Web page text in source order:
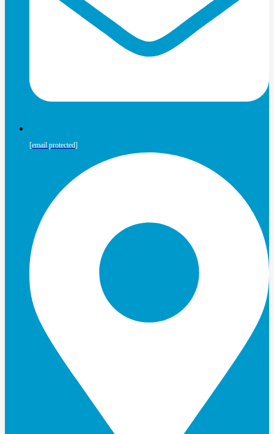
[email protected]